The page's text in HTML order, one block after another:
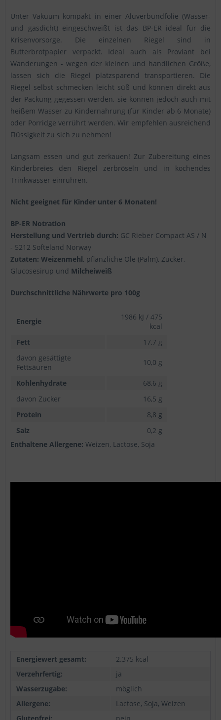
Unter Vakuum kompakt in einer Aluverbundfolie (Wasser-
und gasdicht) eingeschweißt ist das BP-ER ideal für die
Krisenvorsorge. Die einzelnen Riegel sind in
Butterbrotpapier verpackt. Ideal auch als Proviant bei
Wanderungen - wegen der kleinen und handlichen Größe,
lassen sich die Riegel platzsparend transportieren. Die
Riegel selbst schmecken leicht süß und können direkt aus
der Packung gegessen werden, sie können jedoch auch mit
heißem Wasser zu Kindernahrung (für Kinder ab 6 Monate)
oder Porridge verrührt werden. Wir empfehlen ausreichend
Flüssigkeit zu sich zu nehmen!
Langsam essen und gut zerkauen! Zur Zubereitung eines
Kinderbreies den Riegel zerbröseln und in kochendes
Trinkwasser einrühren.
Nicht geeignet für Kinder unter 6 Monaten!
BP-ER Notration
Herstellung und Vertrieb durch: GC Rieber Compact AS / N
- 5212 Softeland Norway
Zutaten: Weizenmehl, pflanzliche Öle (Palm), Zucker,
Glucosesirup und Milcheiweiß
Durchschnittliche Nährwerte pro 100g
Energie
1986 kJ / 475
kcal
Fett
17,7 g
davon gesättigte
Fettsäuren
10,0 g
Kohlenhydrate
68,6 g
davon Zucker
16,5 g
Protein
8,8 g
Salz
0,2 g
Enthaltene Allergene: Weizen, Lactose, Soja
Energiewert gesamt:
2.375 kcal
Verzehrfertig:
ja
Wasserzugabe:
möglich
Allergene:
Lactose, Soja, Weizen